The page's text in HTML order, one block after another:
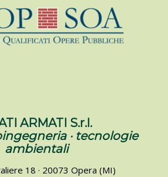
ARMATI S.r.l.
· tecnologie
ambientali
18 · 20073 Opera (MI)